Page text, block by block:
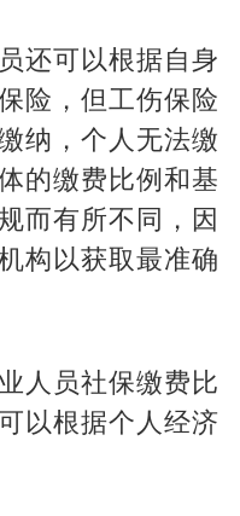
可以根据自身
险，但工伤保险
纳，个人无法缴
的缴费比例和基
而有所不同，因
构以获取最准确
员社保缴费比
以根据个人经济